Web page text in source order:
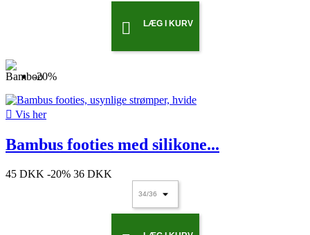
 LÆG I KURV
-20%
 Vis her
Bambus footies med silikone...
45 DKK -20% 36 DKK